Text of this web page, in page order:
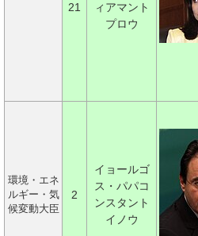
21
ィアマント
プロウ
環境・エネ
ルギー・気
候変動大臣
2
イョールゴ
ス・パパコ
ンスタント
イノウ